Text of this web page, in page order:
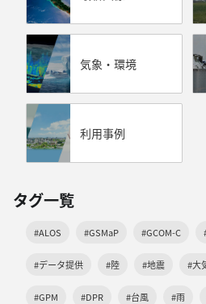
気象・環境
利用事例
タグ一覧
#ALOS #GSMaP #GCOM-C
#データ提供 #陸 #地震 #大
#GPM #DPR #台風 #雨